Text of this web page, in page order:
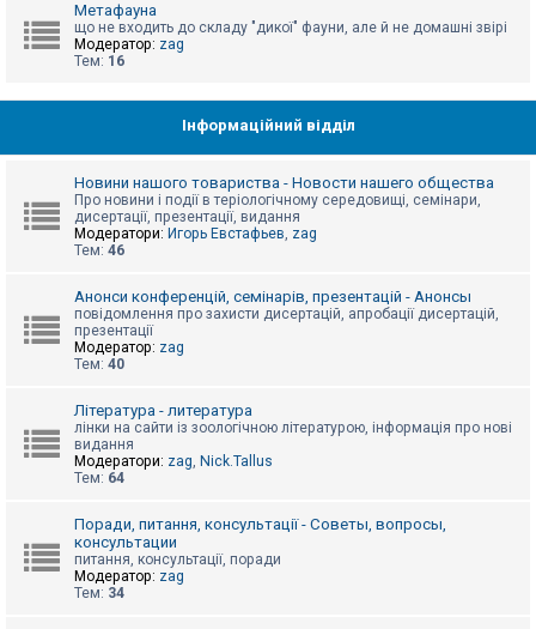
е
й
А
и
т
П
м
о
г
Метафауна
що не входить до складу "дикої" фауни, але й не домашні звірі
Модератор: zag
Тем: 16
Інформаційний відділ
Новини нашого товариства - Новости нашего общества
Про новини і події в теріологічному середовищі, семінари,
дисертації, презентації, видання
Модератори: Игорь Евстафьев, zag
Тем: 46
Анонси конференцій, семінарів, презентацій - Анонсы
повідомлення про захисти дисертацій, апробації дисертацій,
презентації
Модератор: zag
Тем: 40
Література - литература
лінки на сайти із зоологічною літературою, інформація про нові
видання
Модератори: zag, Nick.Tallus
Тем: 64
Поради, питання, консультації - Советы, вопросы,
консультации
питання, консультації, поради
Модератор: zag
Тем: 34